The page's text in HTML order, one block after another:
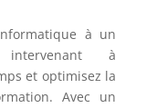
à un
à
et optimisez la
Avec un